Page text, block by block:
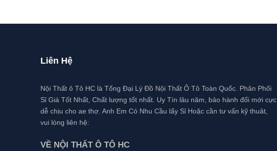
Liên Hệ
Nội Thất ô Tô HC là Tổng Đại Lý Đồ Nội Thất Ô Tô Toàn Quốc. Phân Phối
Sỉ Giá Tốt Nhất, Chất lượng tốt nhất. Uy Tín lâu năm, bảo hành đổi mới cực
dễ chịu cho ae thợ. Anh Em Có Nhu Cầu lấy Sỉ Hoặc cần tư vấn kỹ thuât,
vui lòng liên hệ:
VỀ NỘI THẤT Ô TÔ HC